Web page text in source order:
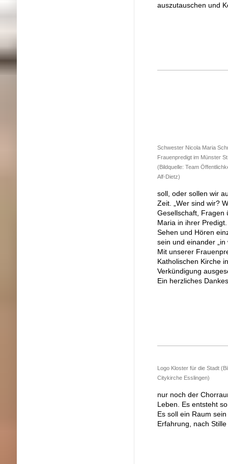
auszutauschen und
Schwester Nicola Maria
Frauenpredigt im Münster
(Bildquelle: Team
Alf-Dietz)
soll, oder sollen wir
Zeit. „Wer sind wir?
Gesellschaft, Fragen
Maria in ihrer
Sehen und Hören
sein und einander
Mit unserer
Katholischen Kirche
Verkündigung
Ein herzliches
Logo Kloster für die Stadt
Citykirche Esslingen)
nur noch der
Leben. Es entsteht
Es soll ein Raum
Erfahrung, nach